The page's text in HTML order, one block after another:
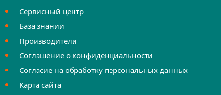
Сервисный центр
База знаний
Производители
Соглашение о конфиденциальности
Согласие на обработку персональных данных
Карта сайта